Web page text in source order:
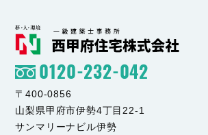
0120-232-042
〒400-0856
山梨県甲府市伊勢4丁目22-1
サンマリーナビル伊勢